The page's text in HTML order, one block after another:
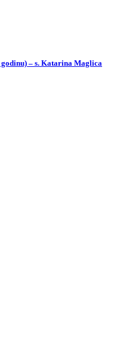
– s. Katarina Maglica